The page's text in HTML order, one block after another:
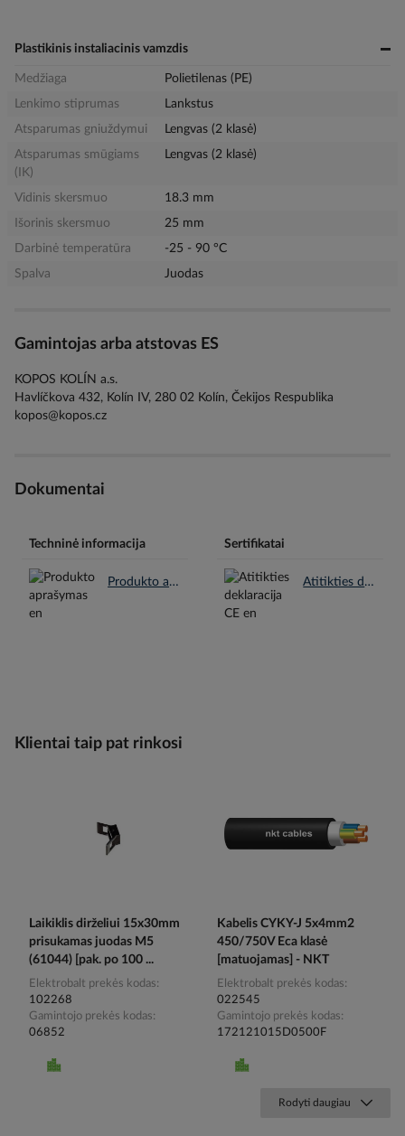
Plastikinis instaliacinis vamzdis
Medžiaga
Polietilenas (PE)
Lenkimo stiprumas
Lankstus
Atsparumas gniuždymui
Lengvas (2 klasė)
Atsparumas smūgiams
(IK)
Lengvas (2 klasė)
Vidinis skersmuo
18.3 mm
Išorinis skersmuo
25 mm
Darbinė temperatūra
-25 - 90 °C
Spalva
Juodas
Gamintojas arba atstovas ES
KOPOS KOLÍN a.s.
Havlíčkova 432, Kolín IV, 280 02 Kolín, Čekijos Respublika
kopos@kopos.cz
Dokumentai
Techninė informacija
Produkto aprašymas en.pdf
Sertifikatai
Atitikties deklaracija CE en.pdf
Klientai taip pat rinkosi
Laikiklis dirželiui 15x30mm
prisukamas juodas M5
(61044) [pak. po 100 ...
Elektrobalt prekės kodas
102268
Gamintojo prekės kodas
06852
Kabelis CYKY-J 5x4mm2
450/750V Eca klasė
[matuojamas] - NKT
Elektrobalt prekės kodas
022545
Gamintojo prekės kodas
172121015D0500F
Rodyti daugiau